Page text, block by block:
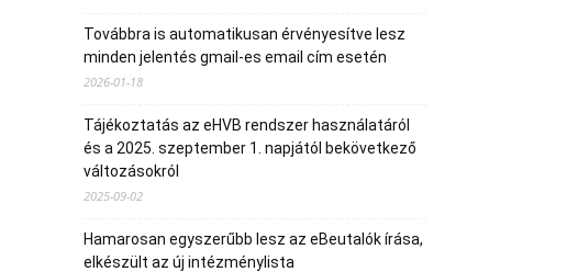
Továbbra is automatikusan érvényesítve lesz
minden jelentés gmail-es email cím esetén
2026-01-18
Tájékoztatás az eHVB rendszer használatáról
és a 2025. szeptember 1. napjától bekövetkező
változásokról
2025-09-02
Hamarosan egyszerűbb lesz az eBeutalók írása,
elkészült az új intézménylista